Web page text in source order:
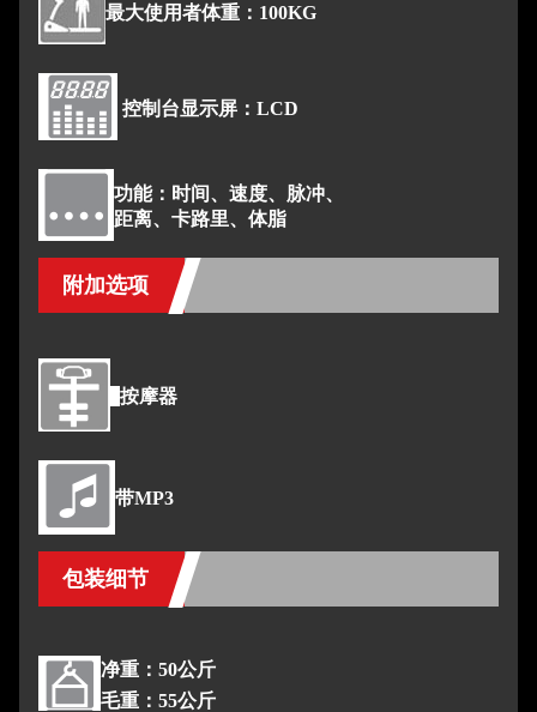
最大使用者体重：100KG
控制台显示屏：LCD
功能：时间、速度、脉冲、
距离、卡路里、体脂
附加选项
按摩器
带MP3
包装细节
净重：50公斤
毛重：55公斤